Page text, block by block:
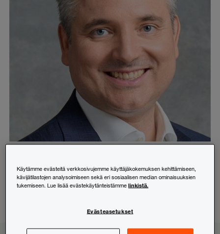
Toimitusjohtaja
+358 (0)20 787 7368
Käytämme evästeitä verkkosivujemme käyttäjäkokemuksen kehittämiseen,
kävijätilastojen analysoimiseen sekä eri sosiaalisen median ominaisuuksien
tukemiseen. Lue lisää evästekäytänteistämmelinkistä.
Evästeasetukset